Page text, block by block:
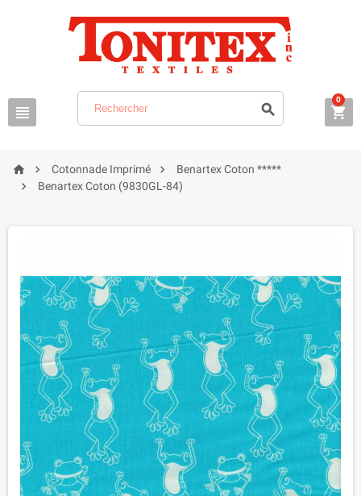
  
0
  Cotonnade Imprimé  Benartex Coton *****
 Benartex Coton (9830GL-84)